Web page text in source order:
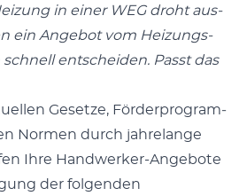
in einer WEG droht aus­
ein Ange­bot vom Hei­zungs­
ent­schei­den. Passt das
Geset­ze, För­der­pro­gram­
Nor­men durch jah­re­lan­ge
Ihre Hand­wer­ker-Ange­bo­te
der fol­gen­den